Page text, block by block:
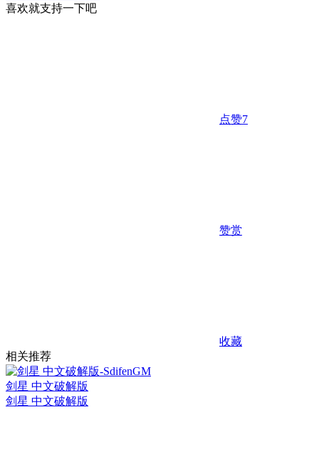
喜欢就支持一下吧
点赞7
赞赏
收藏
相关推荐
剑星 中文破解版
剑星 中文破解版